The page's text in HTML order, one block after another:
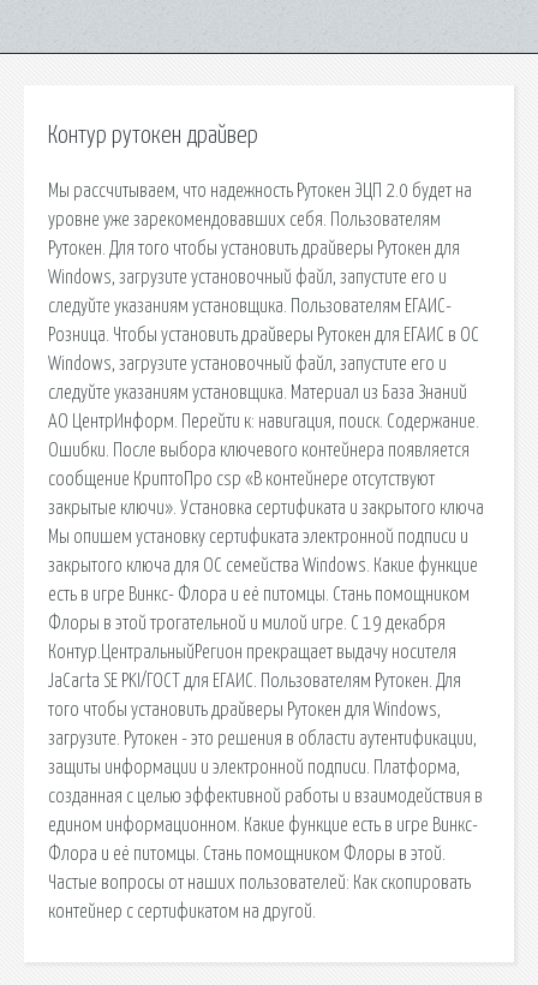
Контур рутокен драйвер
Мы рассчитываем, что надежность Рутокен ЭЦП 2.0 будет на
уровне уже зарекомендовавших себя. Пользователям
Рутокен. Для того чтобы установить драйверы Рутокен для
Windows, загрузите установочный файл, запустите его и
следуйте указаниям установщика. Пользователям ЕГАИС-
Розница. Чтобы установить драйверы Рутокен для ЕГАИС в ОС
Windows, загрузите установочный файл, запустите его и
следуйте указаниям установщика. Материал из База Знаний
АО ЦентрИнформ. Перейти к: навигация, поиск. Содержание.
Ошибки. После выбора ключевого контейнера появляется
сообщение КриптоПро csp «В контейнере отсутствуют
закрытые ключи». Установка сертификата и закрытого ключа
Мы опишем установку сертификата электронной подписи и
закрытого ключа для ОС семейства Windows. Какие функцие
есть в игре Винкс- Флора и её питомцы. Стань помощником
Флоры в этой трогательной и милой игре. С 19 декабря
Контур.ЦентральныйРегион прекращает выдачу носителя
JaCarta SE PKI/ГОСТ для ЕГАИС. Пользователям Рутокен. Для
того чтобы установить драйверы Рутокен для Windows,
загрузите. Рутокен - это решения в области аутентификации,
защиты информации и электронной подписи. Платформа,
созданная с целью эффективной работы и взаимодействия в
едином информационном. Какие функцие есть в игре Винкс-
Флора и её питомцы. Стань помощником Флоры в этой.
Частые вопросы от наших пользователей: Как скопировать
контейнер с сертификатом на другой.